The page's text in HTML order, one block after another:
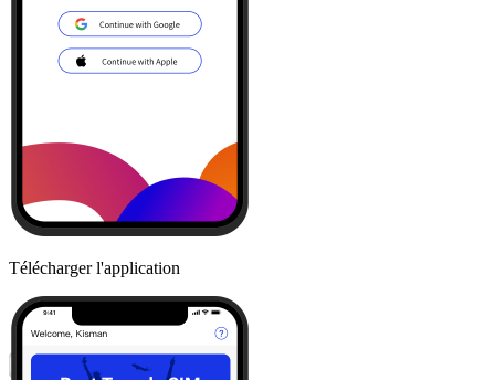
Télécharger l'application